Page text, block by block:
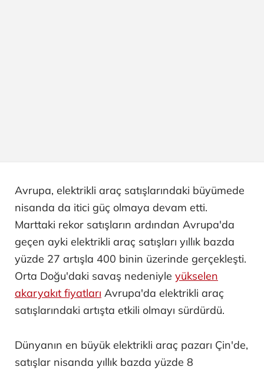
Avrupa, elektrikli araç satışlarındaki büyümede
nisanda da itici güç olmaya devam etti.
Marttaki rekor satışların ardından Avrupa'da
geçen ayki elektrikli araç satışları yıllık bazda
yüzde 27 artışla 400 binin üzerinde gerçekleşti.
Orta Doğu'daki savaş nedeniyle yükselen
akaryakıt fiyatları Avrupa'da elektrikli araç
satışlarındaki artışta etkili olmayı sürdürdü.
Dünyanın en büyük elektrikli araç pazarı Çin'de,
satışlar nisanda yıllık bazda yüzde 8